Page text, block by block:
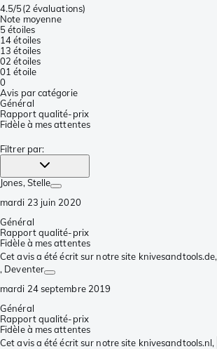
4.5/5(2 évaluations)
Note moyenne
5 étoiles
14 étoiles
13 étoiles
02 étoiles
01 étoile
0
Avis par catégorie
Général
Rapport qualité-prix
Fidèle à mes attentes
Filtrer par:
Jones, Stelle
mardi 23 juin 2020
Général
Rapport qualité-prix
Fidèle à mes attentes
Cet avis a été écrit sur notre site knivesandtools.de,
, Deventer
mardi 24 septembre 2019
Général
Rapport qualité-prix
Fidèle à mes attentes
Cet avis a été écrit sur notre site knivesandtools.nl,